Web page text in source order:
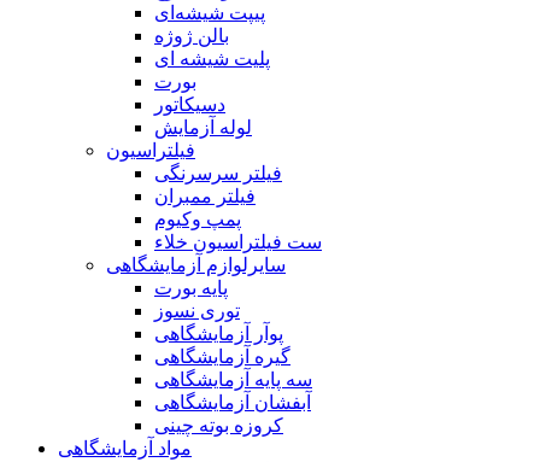
پیپت شیشه‌ای
بالن ژوژه
پلیت شیشه ای
بورت
دسیکاتور
لوله آزمایش
فیلتراسیون
فیلتر سرسرنگی
فیلتر ممبران
پمپ وکیوم
ست فیلتراسیون خلاء
سایرلوازم آزمایشگاهی
پایه بورت
توری نسوز
پوآر آزمایشگاهی
گیره آزمایشگاهی
سه پایه آزمایشگاهی
آبفشان آزمایشگاهی
کروزه بوته چینی
مواد آزمایشگاهی